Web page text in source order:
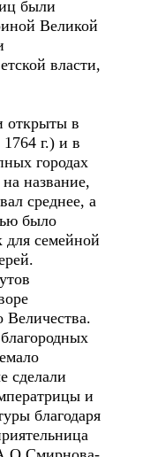
были
Великой
власти,
открыты в
г.) и в
городах
название,
среднее, а
было
для семейной
сделали
и
благодаря